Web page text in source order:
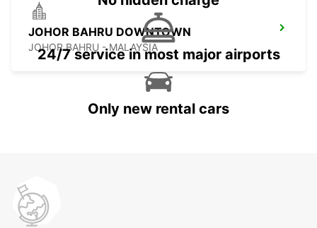
JOHOR BAHRU DOWNTOWN
JOHOR BAHRU - MALAYSIA
24/7 service in most major airports
Only new rental cars